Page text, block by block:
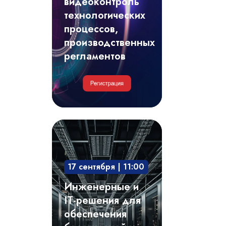
регламентов
технологических
процессов,
производственных
регламентов
Инженерные
и
IT-
решения
для
обеспечения
безотказной
17 сентября | 11:00
Инженерные и
IT-решения для
обеспечения